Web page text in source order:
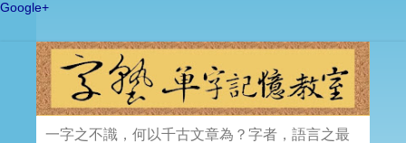
Google+
一字之不識，何以千古文章為？字者，語言之最